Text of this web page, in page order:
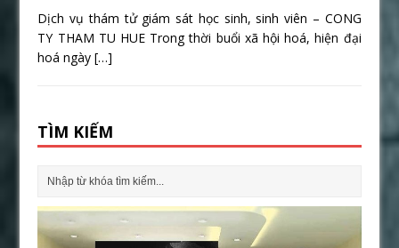
Dịch vụ thám tử giám sát học sinh, sinh viên – CONG
TY THAM TU HUE Trong thời buổi xã hội hoá, hiện đại
hoá ngày[…]
TÌM KIẾM